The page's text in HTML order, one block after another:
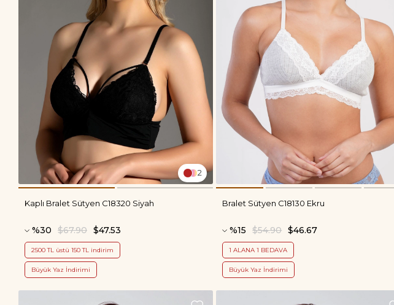
2
Kaplı Bralet Sütyen C18320 Siyah
%30 $47.53
$67.90
2500 TL üstü 150 TL indirim
Büyük Yaz İndirimi
Bralet Sütyen C18130 Ekru
%15 $46.67
$54.90
1 ALANA 1 BEDAVA
Büyük Yaz İndirimi